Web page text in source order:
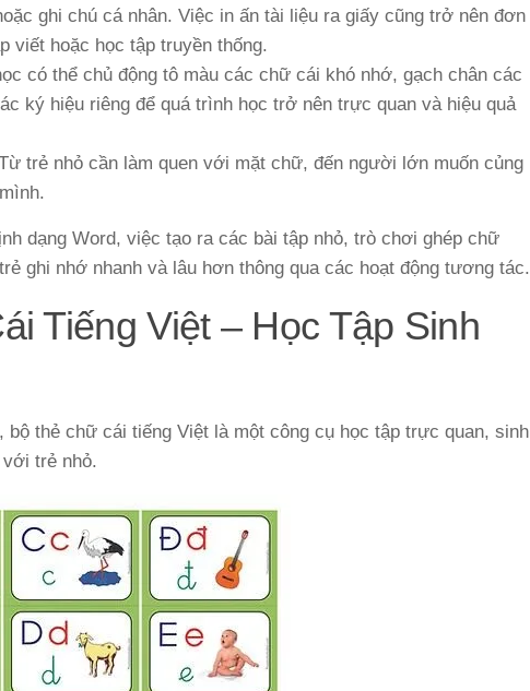
ghi chú cá nhân. Việc in ấn tài liệu ra giấy cũng trở nên đơn
viết hoặc học tập truyền thống.
có thể chủ động tô màu các chữ cái khó nhớ, gạch chân các
ký hiệu riêng để quá trình học trở nên trực quan và hiệu quả
trẻ nhỏ cần làm quen với mặt chữ, đến người lớn muốn củng
dạng Word, việc tạo ra các bài tập nhỏ, trò chơi ghép chữ
ghi nhớ nhanh và lâu hơn thông qua các hoạt động tương tác.
Tiếng Việt – Học Tập Sinh
bộ thẻ chữ cái tiếng Việt là một công cụ học tập trực quan, sinh
trẻ nhỏ.